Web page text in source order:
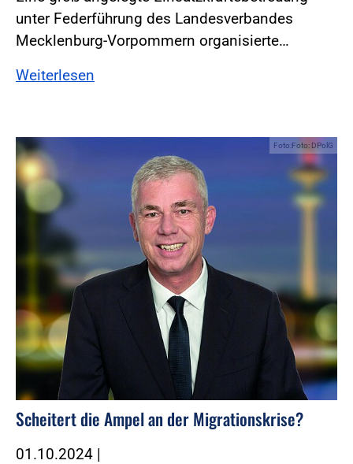
unter Federführung des Landesverbandes
Mecklenburg-Vorpommern organisierte…
Weiterlesen
Foto:Foto: DPolG
Scheitert die Ampel an der Migrationskrise?
01.10.2024 |